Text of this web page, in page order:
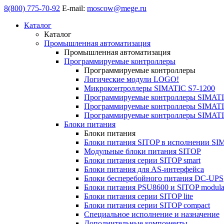
8(800) 775-70-92 E-mail: moscow@mege.ru
Каталог
Каталог
Промышленная автоматизация
Промышленная автоматизация
Программируемые контроллеры
Программируемые контроллеры
Логические модули LOGO!
Микроконтроллеры SIMATIC S7-1200
Программируемые контроллеры
Программируемые контроллеры
Программируемые контроллеры
Блоки питания
Блоки питания
Блоки питания SITOP в исполнении
Модульные блоки питания SITOP
Блоки питания серии SITOP smart
Блоки питания для AS-интерфейса
Блоки бесперебойного питания DC-UPS
Блоки питания PSU8600 и SITOP
Блоки питания серии SITOP lite
Блоки питания серии SITOP compact
Специальное исполнение и назначение